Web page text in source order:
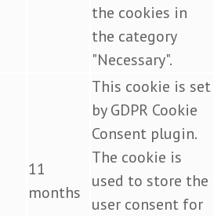
the cookies in
the category
"Necessary".
11
months
This cookie is set
by GDPR Cookie
Consent plugin.
The cookie is
used to store the
user consent for